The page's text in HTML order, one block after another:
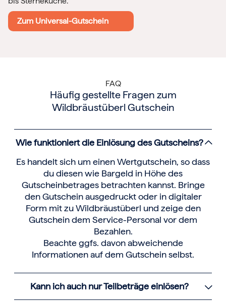
Zum Universal-Gutschein
FAQ
Häufig gestellte Fragen zum
Wildbräustüberl Gutschein
Wie funktioniert die Einlösung des Gutscheins?
Es handelt sich um einen Wertgutschein, so dass
du diesen wie Bargeld in Höhe des
Gutscheinbetrages betrachten kannst. Bringe
den Gutschein ausgedruckt oder in digitaler
Form mit zu Wildbräustüberl und zeige den
Gutschein dem Service-Personal vor dem
Bezahlen.
Beachte ggfs. davon abweichende
Informationen auf dem Gutschein selbst.
Kann ich auch nur Teilbeträge einlösen?